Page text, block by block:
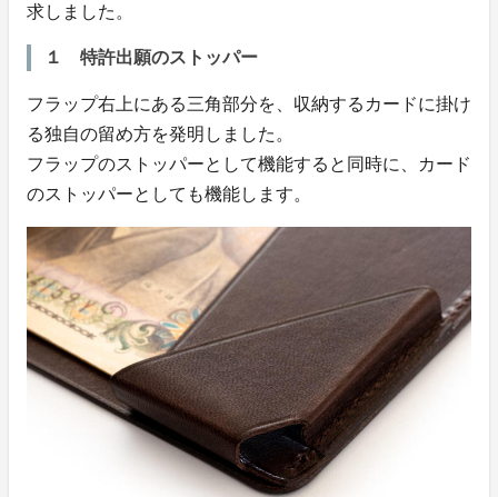
求しました。
１ 特許出願のストッパー
フラップ右上にある三角部分を、収納するカードに掛け
る独自の留め方を発明しました。
フラップのストッパーとして機能すると同時に、カード
のストッパーとしても機能します。